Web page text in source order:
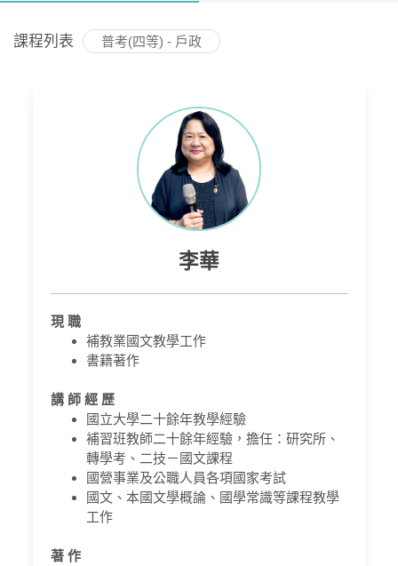
課程列表 普考(四等) - 戶政
李華
現 職
補教業國文教學工作
書籍著作
講 師 經 歷
國立大學二十餘年教學經驗
補習班教師二十餘年經驗，擔任：研究所、
轉學考、二技－國文課程
國營事業及公職人員各項國家考試
國文、本國文學概論、國學常識等課程教學
工作
著 作